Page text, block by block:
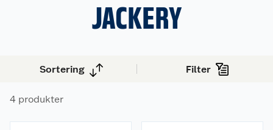
JACKERY
Sortering Filter
4 produkter